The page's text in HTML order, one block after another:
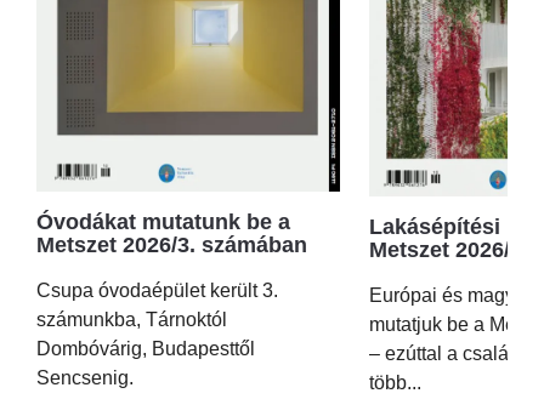
Óvodákat mutatunk be a
Metszet 2026/3. számában
Csupa óvodaépület került 3.
számunkba, Tárnoktól
Dombóvárig, Budapesttől
Sencsenig.
Lakásépítési
Metszet 2026/2.
Európai és magyar
mutatjuk be a
– ezúttal a családi
több...